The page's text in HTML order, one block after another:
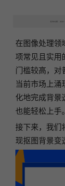
发布日期：2024-
在图像处理领
项常见且实用
门槛较高，对
当前市场上涌
化地完成背景
也能轻松上手。
接下来，我们
现抠图背景变